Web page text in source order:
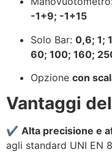
-1+9; -1+15
Solo Bar: 0,6; 1;
60; 100; 160;
Opzione con
Vantaggi
✔️ Alta precisione e
agli standard UNI EN